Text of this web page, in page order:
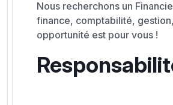
Nous recherchons un
finance, comptabilité,
opportunité est pour vous !